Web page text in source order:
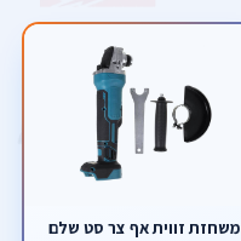
משחזת זווית אף צר סט שלם